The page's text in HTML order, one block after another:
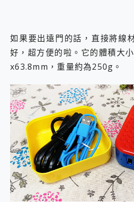
如果要出遠門的話，直接將線
好，超方便的啦。它的體積大
x63.8mm，重量約為250g。